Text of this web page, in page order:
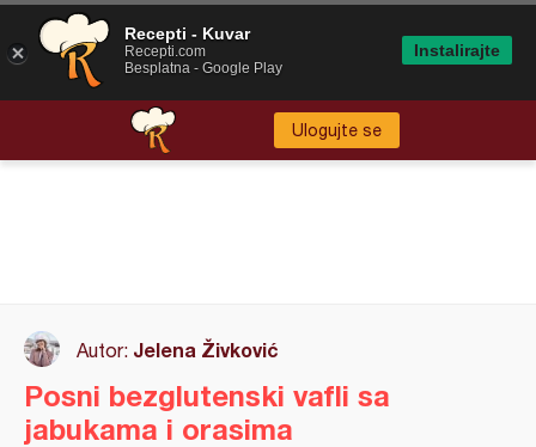
Ulogujte se
Autor: Jelena Živković
Posni bezglutenski vafli sa
jabukama i orasima
Recepti - Kuvar
Recepti.com
Besplatna - Google Play
Instalirajte